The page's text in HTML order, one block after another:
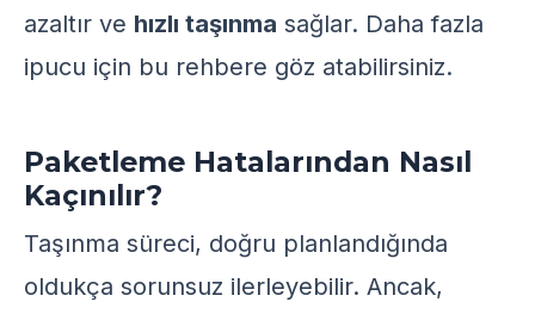
azaltır ve hızlı taşınma sağlar. Daha fazla
ipucu için bu rehbere göz atabilirsiniz.
Paketleme Hatalarından Nasıl
Kaçınılır?
Taşınma süreci, doğru planlandığında
oldukça sorunsuz ilerleyebilir. Ancak,